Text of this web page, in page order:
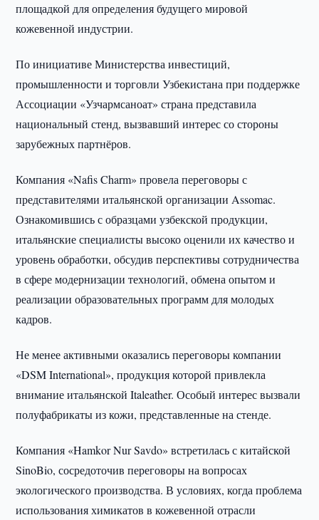
площадкой для определения будущего мировой
кожевенной индустрии.
По инициативе Министерства инвестиций,
промышленности и торговли Узбекистана при поддержке
Ассоциации «Узчармсаноат» страна представила
национальный стенд, вызвавший интерес со стороны
зарубежных партнёров.
Компания «Nafis Charm» провела переговоры с
представителями итальянской организации Assomac.
Ознакомившись с образцами узбекской продукции,
итальянские специалисты высоко оценили их качество и
уровень обработки, обсудив перспективы сотрудничества
в сфере модернизации технологий, обмена опытом и
реализации образовательных программ для молодых
кадров.
Не менее активными оказались переговоры компании
«DSM International», продукция которой привлекла
внимание итальянской Italeather. Особый интерес вызвали
полуфабрикаты из кожи, представленные на стенде.
Компания «Hamkor Nur Savdo» встретилась с китайской
SinoBio, сосредоточив переговоры на вопросах
экологического производства. В условиях, когда проблема
использования химикатов в кожевенной отрасли